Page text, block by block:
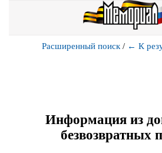
Расширенный поиск / ← К
Информация из
безвозвратных